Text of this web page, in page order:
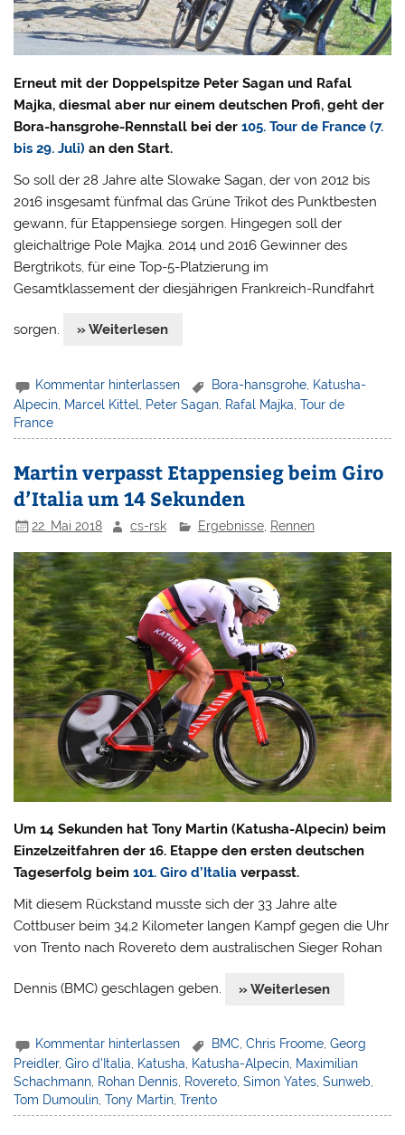
Erneut mit der Doppelspitze Peter Sagan und Rafal
Majka, diesmal aber nur einem deutschen Profi, geht der
Bora-hansgrohe-Rennstall bei der105. Tour de France (7.
bis 29. Juli) an den Start.
So soll der 28 Jahre alte Slowake Sagan, der von 2012 bis
2016 insgesamt fünfmal das Grüne Trikot des Punktbesten
gewann, für Etappensiege sorgen. Hingegen soll der
gleichaltrige Pole Majka. 2014 und 2016 Gewinner des
Bergtrikots, für eine Top-5-Platzierung im
Gesamtklassement der diesjährigen Frankreich-Rundfahrt
sorgen. » Weiterlesen
Kommentar hinterlassen Bora-hansgrohe Katusha-
Alpecin Marcel Kittel Peter Sagan Rafal Majka ,Tour de
France
Martin verpasst Etappensieg beim Giro
d’Italia um 14 Sekunden
22. Mai 2018 cs-rsk Ergebnisse, Rennen
Um 14 Sekunden hat Tony Martin (Katusha-Alpecin) beim
Einzelzeitfahren der 16. Etappe den ersten deutschen
Tageserfolg beim101. Giro d’Italia verpasst.
Mit diesem Rückstand musste sich der 33 Jahre alte
Cottbuser beim 34,2 Kilometer langen Kampf gegen die Uhr
von Trento nach Rovereto dem australischen Sieger Rohan
Dennis (BMC) geschlagen geben. » Weiterlesen
Kommentar hinterlassen BMC,Chris Froome,Georg
Preidler,Giro d'Italia Katusha Katusha-Alpecin Maximilian
Schachmann Rohan Dennis Rovereto ,Simon Yates ,Sunweb
Tom Dumoulin ,Tony Martin ,Trento